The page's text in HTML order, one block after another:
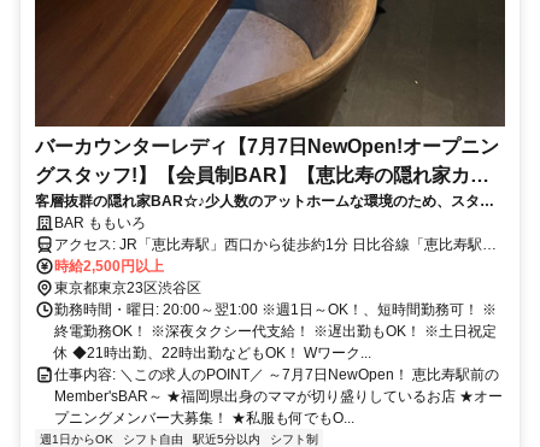
バーカウンターレディ【7月7日NewOpen!オープニン
グスタッフ!】【会員制BAR】【恵比寿の隠れ家カウ
ンター9席 20代、30代、40代活躍中!】【完全私服勤
務】
客層抜群の隠れ家BAR☆♪少人数のアットホームな環境のため、スタッ
フ同士の距離も近く、意見やアイデアも反映されやすい環境です。ナイ
トワーク未経験の方、歓迎します！
BAR ももいろ
アクセス: JR「恵比寿駅」西口から徒歩約1分 日比谷線「恵比寿駅」2
番出口から徒歩約2分
時給2,500円以上
東京都東京23区渋谷区
勤務時間・曜日: 20:00～翌1:00 ※週1日～OK！、短時間勤務可！ ※
終電勤務OK！ ※深夜タクシー代支給！ ※遅出勤もOK！ ※土日祝定
休 ◆21時出勤、22時出勤などもOK！ Wワーク...
仕事内容: ＼この求人のPOINT／ ～7月7日NewOpen！ 恵比寿駅前の
Member'sBAR～ ★福岡県出身のママが切り盛りしているお店 ★オー
プニングメンバー大募集！ ★私服も何でもO...
週1日からOK シフト自由 駅近5分以内 シフト制